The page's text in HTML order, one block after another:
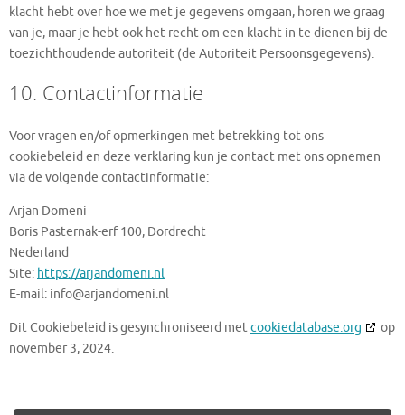
klacht hebt over hoe we met je gegevens omgaan, horen we graag
van je, maar je hebt ook het recht om een klacht in te dienen bij de
toezichthoudende autoriteit (de Autoriteit Persoonsgegevens).
10. Contactinformatie
Voor vragen en/of opmerkingen met betrekking tot ons
cookiebeleid en deze verklaring kun je contact met ons opnemen
via de volgende contactinformatie:
Arjan Domeni
Boris Pasternak-erf 100, Dordrecht
Nederland
Site: https://arjandomeni.nl
E-mail: info@arjandomeni.nl
Dit Cookiebeleid is gesynchroniseerd metcookiedatabase.org
op
november 3, 2024.